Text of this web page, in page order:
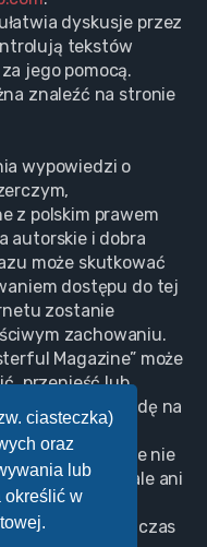
ciasteczka)
oraz
lub
określić w
dyskusje przez
tekstów
jego pomocą.
znaleźć na stronie
wypowiedzi o
z polskim prawem
autorskie i dobra
może skutkować
dostępu do tej
zostanie
zachowaniu.
Magazine” może
przenieść lub
Wyrażasz zgodę na
przez ciebie
Informacje te nie
twojej zgody, ale ani
nie ponosi
do witryny, podczas